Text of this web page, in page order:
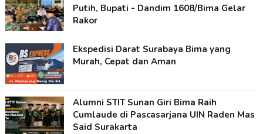
Putih, Bupati - Dandim 1608/Bima Gelar
Rakor
Ekspedisi Darat Surabaya Bima yang
Murah, Cepat dan Aman
Alumni STIT Sunan Giri Bima Raih
Cumlaude di Pascasarjana UIN Raden Mas
Said Surakarta